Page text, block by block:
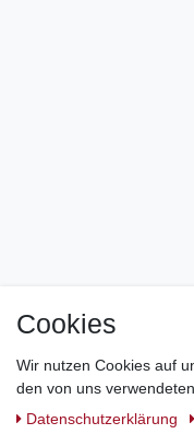
Cookies
Wir nutzen Cookies auf
den von uns
Daten­schutz­erklärung